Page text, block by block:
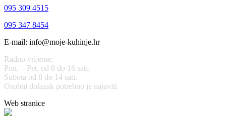
095 309 4515
095 347 8454
E-mail: info@moje-kuhinje.hr
Radno vrijeme:
Pon. – Pet. od 8 do 16 sati.
Subota od 8 do 14 sati.
Osobni dolazak potrebno je najaviti
Web stranice